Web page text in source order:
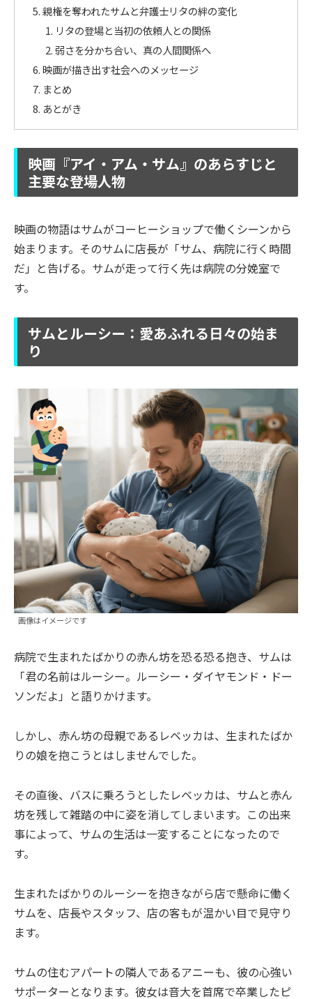
親権を奪われたサムと弁護士リタの絆の変化
リタの登場と当初の依頼人との関係
弱さを分かち合い、真の人間関係へ
映画が描き出す社会へのメッセージ
まとめ
あとがき
映画『アイ・アム・サム』のあらすじと
主要な登場人物
映画の物語はサムがコーヒーショップで働くシーンから
始まります。そのサムに店長が「サム、病院に行く時間
だ」と告げる。サムが走って行く先は病院の分娩室で
す。
サムとルーシー：愛あふれる日々の始ま
り
画像はイメージです
病院で生まれたばかりの赤ん坊を恐る恐る抱き、サムは
「君の名前はルーシー。ルーシー・ダイヤモンド・ドー
ソンだよ」と語りかけます。
しかし、赤ん坊の母親であるレベッカは、生まれたばか
りの娘を抱こうとはしませんでした。
その直後、バスに乗ろうとしたレベッカは、サムと赤ん
坊を残して雑踏の中に姿を消してしまいます。この出来
事によって、サムの生活は一変することになったので
す。
生まれたばかりのルーシーを抱きながら店で懸命に働く
サムを、店長やスタッフ、店の客もが温かい目で見守り
ます。
サムの住むアパートの隣人であるアニーも、彼の心強い
サポーターとなります。彼女は音大を首席で卒業したピ